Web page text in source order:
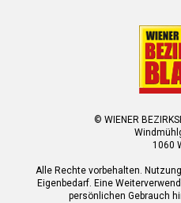
© WIENER
1060
Alle Rechte vorbehalten.
Eigenbedarf. Eine
persönlichen Gebrauch